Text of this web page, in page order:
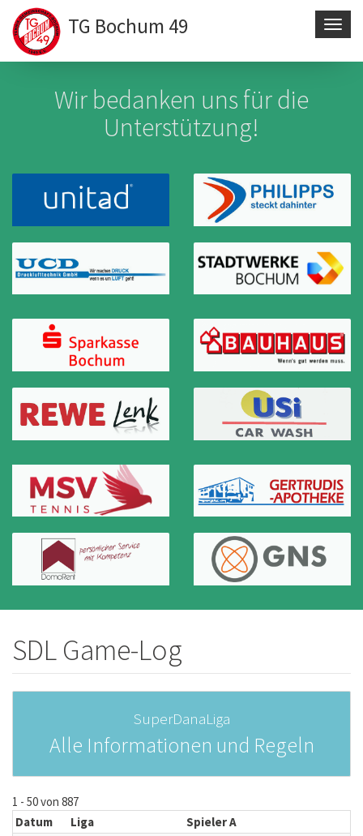
TG Bochum 49
Wir bedanken uns für die
Unterstützung!
SDL Game-Log
SuperDanaLiga
Alle Informationen und Regeln
1 - 50 von 887
Datum
Liga
Spieler A